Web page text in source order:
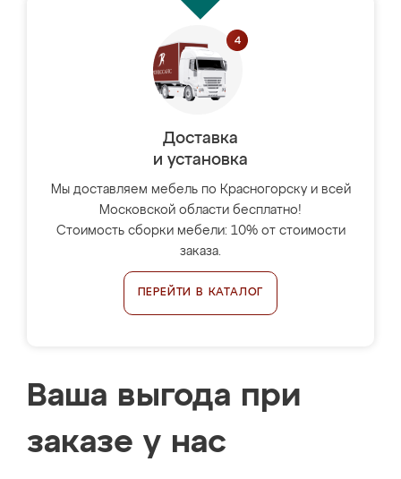
Доставка
и установка
Мы доставляем мебель по Красногорску и всей
Московской области бесплатно!
Стоимость сборки мебели: 10% от стоимости
заказа.
ПЕРЕЙТИ В КАТАЛОГ
Ваша выгода при
заказе у нас